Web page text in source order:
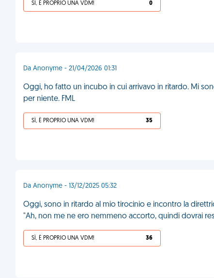
SÌ, È PROPRIO UNA VDM! 0
Da Anonyme - 21/04/2026 01:31
Oggi, ho fatto un incubo in cui arrivavo in ritardo. Mi
per niente. FML
SÌ, È PROPRIO UNA VDM! 35
Da Anonyme - 13/12/2025 05:32
Oggi, sono in ritardo al mio tirocinio e incontro la
"Ah, non me ne ero nemmeno accorto, quindi dovrai
SÌ, È PROPRIO UNA VDM! 36